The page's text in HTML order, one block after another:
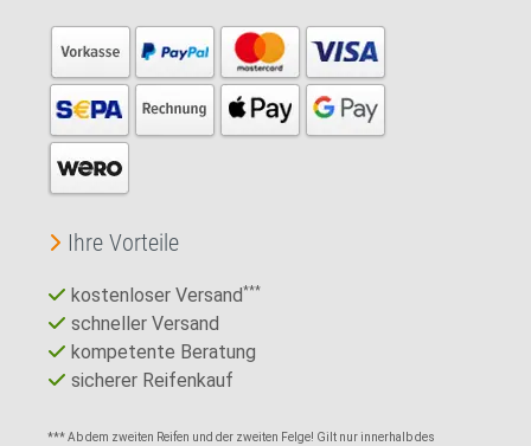
Ihre Vorteile
kostenloser Versand***
schneller Versand
kompetente Beratung
sicherer Reifenkauf
*** Ab dem zweiten Reifen und der zweiten Felge! Gilt nur innerhalb des